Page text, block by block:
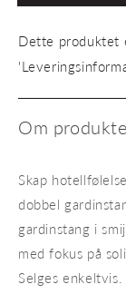
Dette produktet
Om
Skap
dobbel
gardinstang i
med fokus på
Selges enkeltvis.